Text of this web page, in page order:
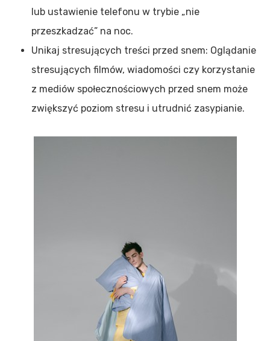
lub ustawienie telefonu w trybie „nie
przeszkadzać” na noc.
Unikaj stresujących treści przed snem: Oglądanie
stresujących filmów, wiadomości czy korzystanie
z mediów społecznościowych przed snem może
zwiększyć poziom stresu i utrudnić zasypianie.